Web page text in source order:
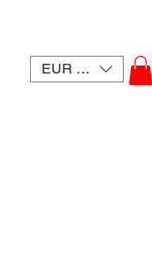
EUR (€)